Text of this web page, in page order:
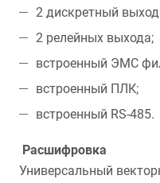
2 дискретный
2 релейных выхода;
встроенный ЭМС
встроенный ПЛК;
встроенный RS-485.
Расшифровка
Универсальный